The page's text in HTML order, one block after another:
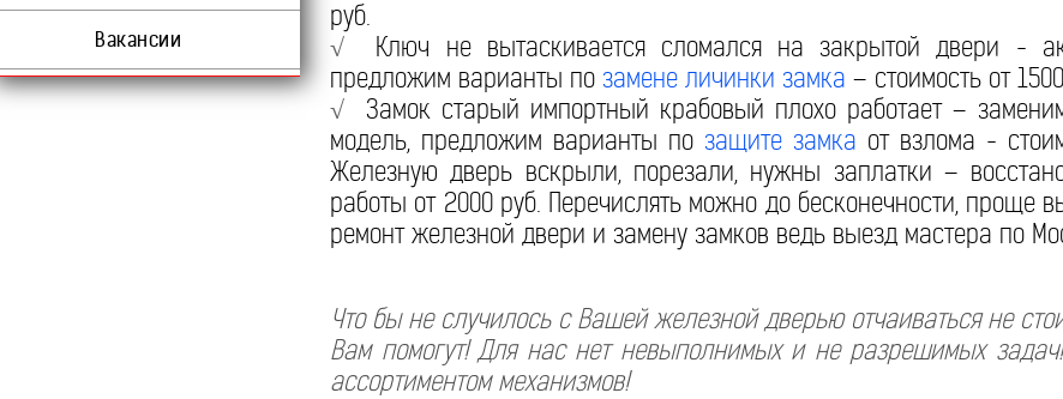
Вакансии
руб.
√ Ключ не вытаскивается сломался на закрытой двери -
предложим варианты по замене личинки замка – стоимость от
√ Замок старый импортный крабовый плохо работает –
модель, предложим варианты по защите замка от взлома -
Железную дверь вскрыли, порезали, нужны заплатки –
работы от 2000 руб. Перечислять можно до бесконечности, проще
ремонт железной двери и замену замков ведь выезд мастера по
Что бы не случилось с Вашей железной дверью отчаиваться не
Вам помогут! Для нас нет невыполнимых и не разрешимых
ассортиментом механизмов!